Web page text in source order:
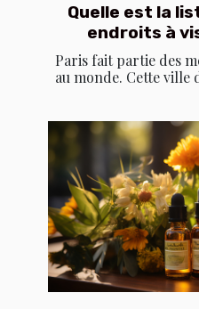
Quelle est la
endroits à
Paris fait partie des
au monde. Cette ville